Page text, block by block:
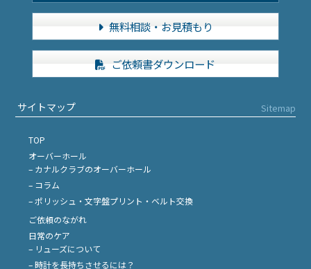
無料相談・お見積もり
ご依頼書ダウンロード
サイトマップ Sitemap
TOP
オーバーホール
– カナルクラブのオーバーホール
– コラム
– ポリッシュ・文字盤プリント・ベルト交換
ご依頼のながれ
日常のケア
– リューズについて
– 時計を長持ちさせるには？